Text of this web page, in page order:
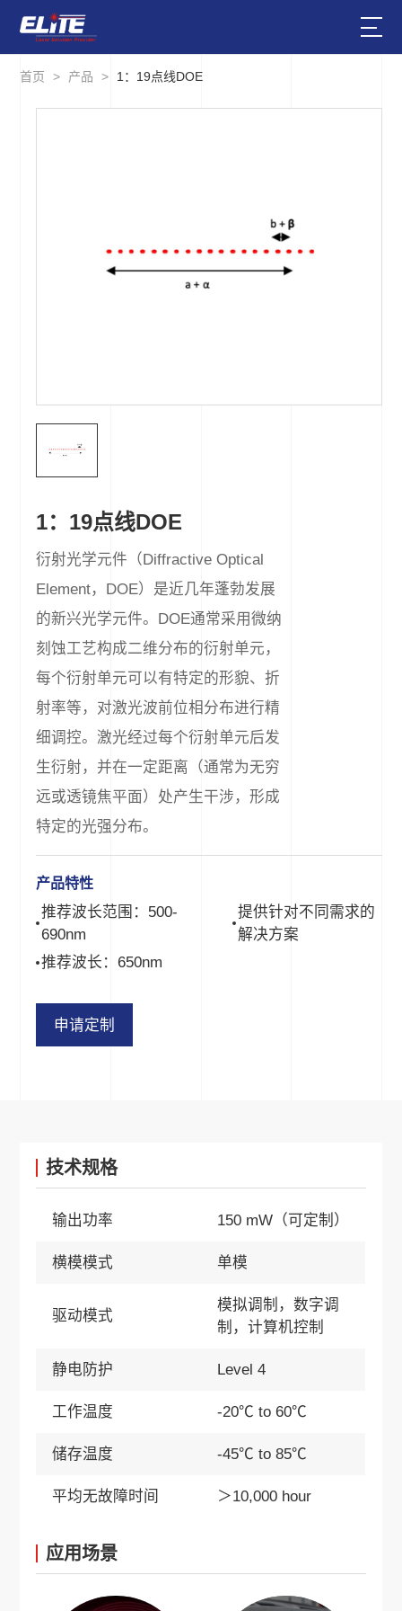
首页 > 产品 > 1：19点线DOE
1：19点线DOE
衍射光学元件（Diffractive Optical
Element，DOE）是近几年蓬勃发展
的新兴光学元件。DOE通常采用微纳
刻蚀工艺构成二维分布的衍射单元，
每个衍射单元可以有特定的形貌、折
射率等，对激光波前位相分布进行精
细调控。激光经过每个衍射单元后发
生衍射，并在一定距离（通常为无穷
远或透镜焦平面）处产生干涉，形成
特定的光强分布。
产品特性
推荐波长范围：500-
690nm
提供针对不同需求的
解决方案
推荐波长：650nm
申请定制
技术规格
输出功率 150 mW（可定制）
横模模式 单模
驱动模式
模拟调制，数字调
制，计算机控制
静电防护 Level 4
工作温度 -20℃ to 60℃
储存温度 -45℃ to 85℃
平均无故障时间 ＞10,000 hour
应用场景